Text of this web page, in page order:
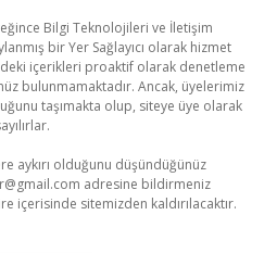
Bilgi Teknolojileri ve İletişim
bir Yer Sağlayıcı olarak hizmet
içerikleri proaktif olarak denetleme
bulunmamaktadır. Ancak, üyelerimiz
taşımakta olup, siteye üye olarak
aykırı olduğunu düşündüğünüz
adresine bildirmeniz
içerisinde sitemizden kaldırılacaktır.